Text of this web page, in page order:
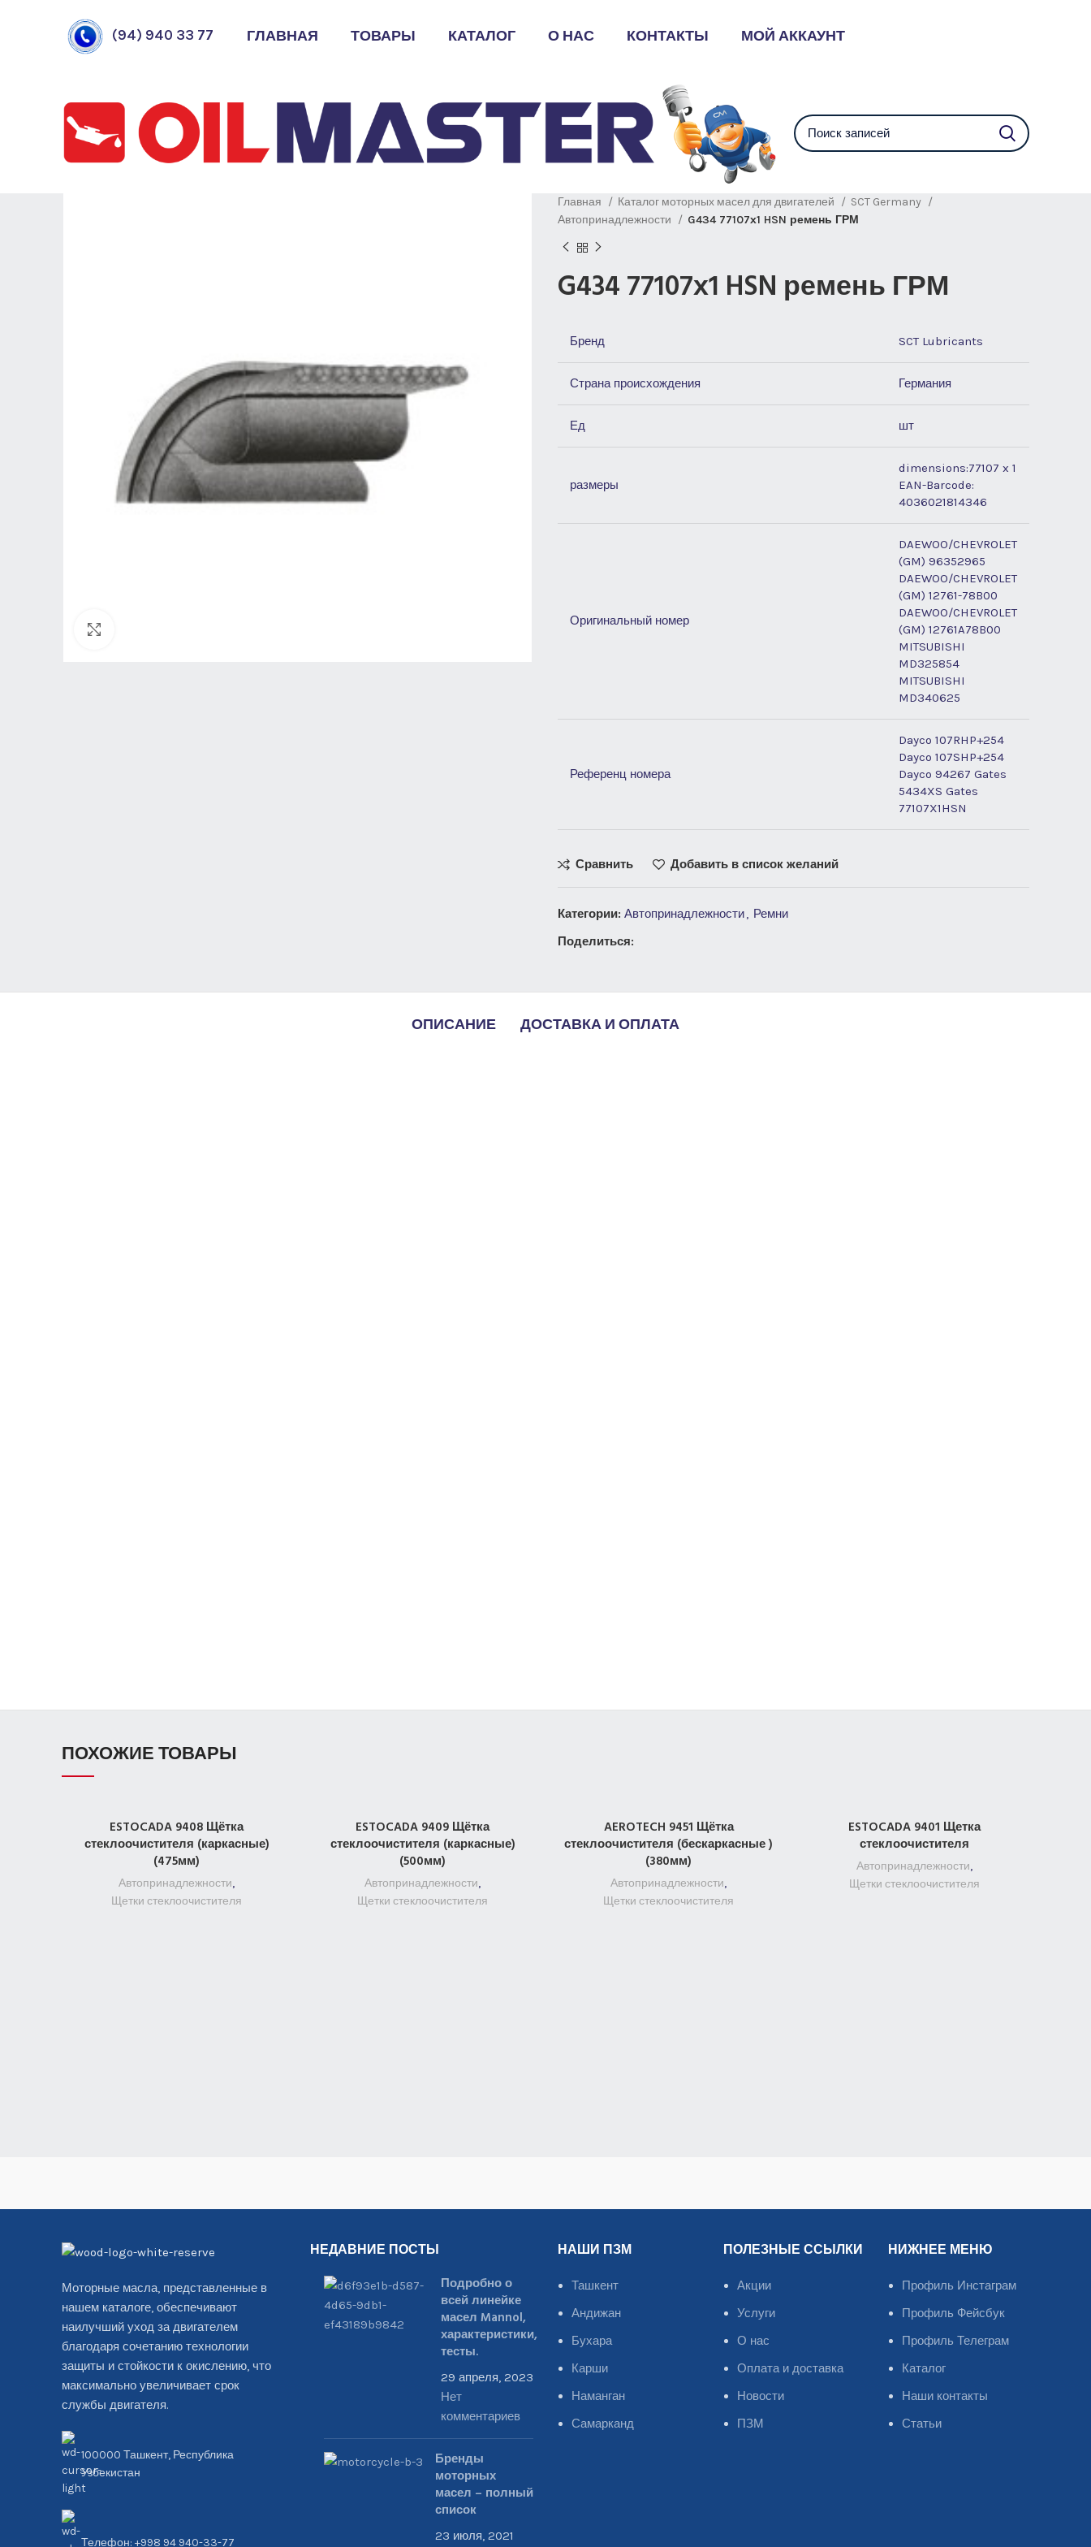
(94) 940 33 77 ГЛАВНАЯ ТОВАРЫ КАТАЛОГ О НАС КОНТАКТЫ МОЙ АККАУНТ
Главная Каталог моторных масел для двигателей
SCT Germany
Автопринадлежности
G434 77107х1 HSN ремень ГРМ
G434 77107х1 HSN ремень ГРМ
Бренд SCT Lubricants
Страна происхождения Германия
Ед шт
размеры
dimensions:77107 x 1
EAN-Barcode:
4036021814346
Оригинальный номер
DAEWOO/CHEVROLET
(GM) 96352965
DAEWOO/CHEVROLET
(GM) 12761-78B00
DAEWOO/CHEVROLET
(GM) 12761A78B00
MITSUBISHI
MD325854
MITSUBISHI
MD340625
Референц номера
Dayco 107RHP+254
Dayco 107SHP+254
Dayco 94267 Gates
5434XS Gates
77107X1HSN
Сравнить Добавить в список желаний
Категории: Автопринадлежности
Ремни
Поделиться:
ОПИСАНИЕ ДОСТАВКА И ОПЛАТА
ПОХОЖИЕ ТОВАРЫ
ПОДРОБНЕЕ
ESTOCADA 9408 Щётка
стеклоочистителя (каркасные)
(475мм)
Автопринадлежности,
Щетки стеклоочистителя
ПОДРОБНЕЕ
ESTOCADA 9409 Щётка
стеклоочистителя (каркасные)
(500мм)
Автопринадлежности,
Щетки стеклоочистителя
ПОДРОБНЕЕ
AEROTECH 9451 Щётка
стеклоочистителя (бескаркасные )
(380мм)
Автопринадлежности,
Щетки стеклоочистителя
ПОДРОБНЕЕ
ESTOCADA 9401 Щетка
стеклоочистителя
Автопринадлежности,
Щетки стеклоочистителя
Моторные масла, представленные в
нашем каталоге, обеспечивают
наилучший уход за двигателем
благодаря сочетанию технологии
защиты и стойкости к окислению, что
максимально увеличивает срок
службы двигателя.
100000 Ташкент, Республика
Узбекистан
Телефон: +998 94 940-33-77
НЕДАВНИЕ ПОСТЫ
Подробно о
всей линейке
масел Mannol,
характеристики,
тесты.
29 апреля, 2023
Нет
комментариев
Бренды
моторных
масел – полный
список
23 июля, 2021
НАШИ ПЗМ
Ташкент
Андижан
Бухара
Карши
Наманган
Самарканд
ПОЛЕЗНЫЕ ССЫЛКИ
Акции
Услуги
О нас
Оплата и доставка
Новости
ПЗМ
НИЖНЕЕ МЕНЮ
Профиль Инстаграм
Профиль Фейсбук
Профиль Телеграм
Каталог
Наши контакты
Статьи